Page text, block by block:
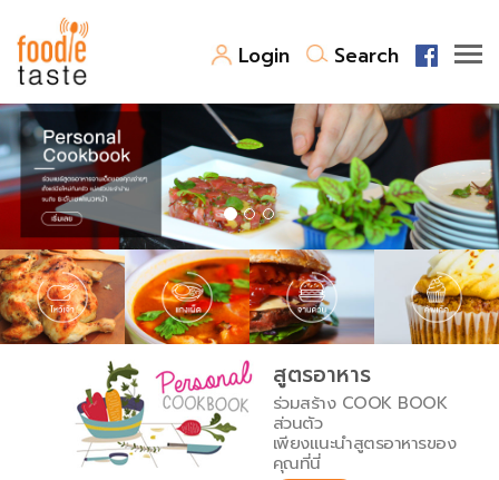
Login Search
สูตรอาหาร
สูตรอาหารล่าสุด
Top Foodie
พาไปชิม
สารพันก้นครัว
เคล็ดลับน่ารู้
เปรียบเทียบหน่วยการตวง
เปรียบเทียบอุณหภูมิ
เปรียบเทียบน้ำหนักวัตถุดิบ
FoodPedia
สร้าง Cookbook
สูตรอาหาร
ร่วมสร้าง COOK BOOK
ส่วนตัว
เพียงแนะนำสูตรอาหารของ
คุณที่นี่